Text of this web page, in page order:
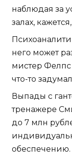
наблюдая за
залах,
него может
мистер Фелпс
что-то
Выпады с
тренажере
до 7 млн
обеспечению.